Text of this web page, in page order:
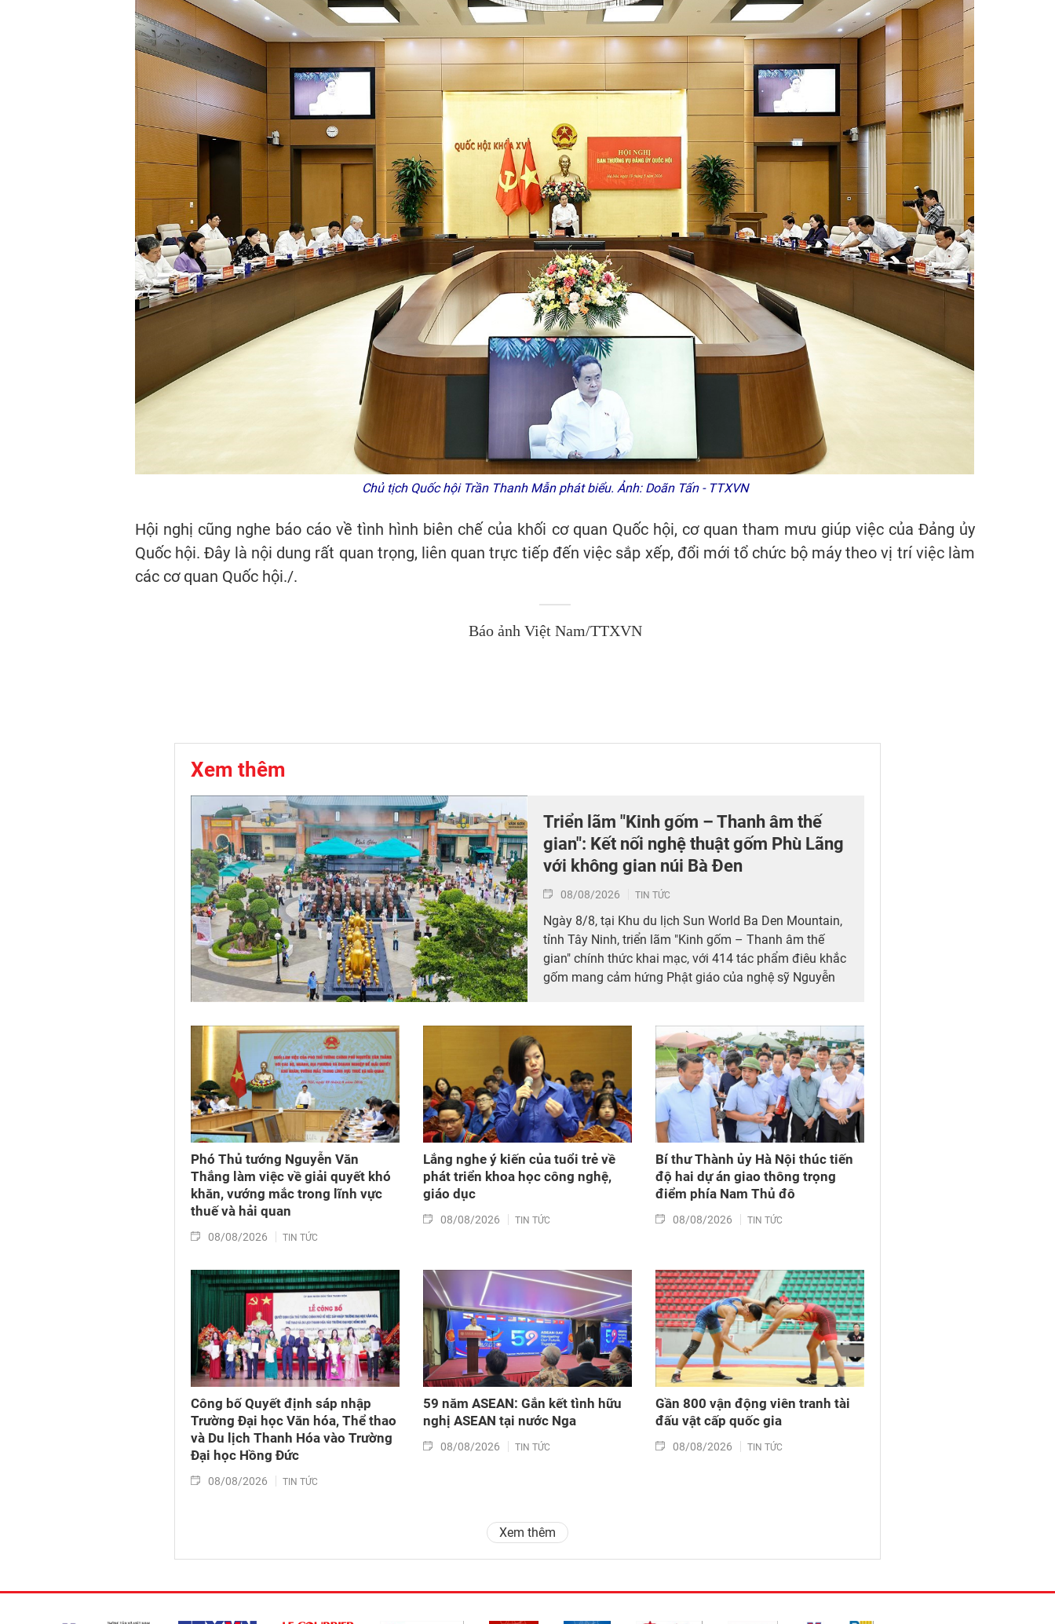
Chủ tịch Quốc hội Trần Thanh Mẫn phát biểu. Ảnh: Doãn Tấn - TTXVN
Hội nghị cũng nghe báo cáo về tình hình biên chế của khối cơ quan Quốc hội, cơ quan tham mưu giúp việc của Đảng ủy
Quốc hội. Đây là nội dung rất quan trọng, liên quan trực tiếp đến việc sắp xếp, đổi mới tổ chức bộ máy theo vị trí việc làm
các cơ quan Quốc hội./.
Báo ảnh Việt Nam/TTXVN
Xem thêm
Triển lãm "Kinh gốm – Thanh âm thế
gian": Kết nối nghệ thuật gốm Phù Lãng
với không gian núi Bà Đen
08/08/2026 TIN TỨC
Ngày 8/8, tại Khu du lịch Sun World Ba Den Mountain,
tỉnh Tây Ninh, triển lãm "Kinh gốm – Thanh âm thế
gian" chính thức khai mạc, với 414 tác phẩm điêu khắc
gốm mang cảm hứng Phật giáo của nghệ sỹ Nguyễn
Ninh) và đông đảo du khách trong, ngoài nước.
Phó Thủ tướng Nguyễn Văn
Thắng làm việc về giải quyết khó
khăn, vướng mắc trong lĩnh vực
thuế và hải quan
08/08/2026 TIN TỨC
Lắng nghe ý kiến của tuổi trẻ về
phát triển khoa học công nghệ,
giáo dục
08/08/2026 TIN TỨC
Bí thư Thành ủy Hà Nội thúc tiến
độ hai dự án giao thông trọng
điểm phía Nam Thủ đô
08/08/2026 TIN TỨC
Công bố Quyết định sáp nhập
Trường Đại học Văn hóa, Thể thao
và Du lịch Thanh Hóa vào Trường
Đại học Hồng Đức
08/08/2026 TIN TỨC
59 năm ASEAN: Gắn kết tình hữu
nghị ASEAN tại nước Nga
08/08/2026 TIN TỨC
Gần 800 vận động viên tranh tài
đấu vật cấp quốc gia
08/08/2026 TIN TỨC
Xem thêm